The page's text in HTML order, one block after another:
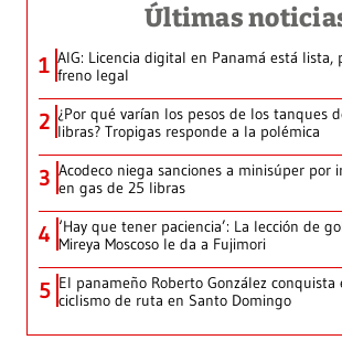
Últimas
1 AIG: Licencia digital en Panamá está lista,
freno legal
2 ¿Por qué varían los pesos de los tanques
libras? Tropigas responde a la polémica
3 Acodeco niega sanciones a minisúper por
en gas de 25 libras
4 ‘Hay que tener paciencia’: La lección de
Mireya Moscoso le da a Fujimori
5 El panameño Roberto González conquista
ciclismo de ruta en Santo Domingo